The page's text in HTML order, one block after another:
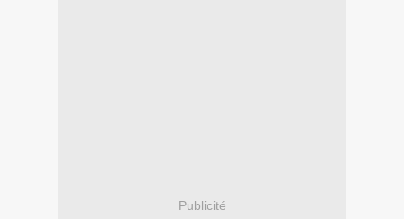
Publicité